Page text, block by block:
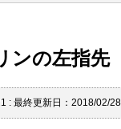
ンの左指先
: 最終更新日：2018/02/28